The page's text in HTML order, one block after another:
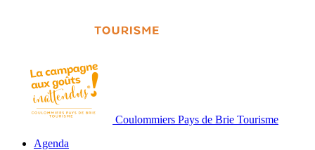
Coulommiers Pays de Brie Tourisme
Agenda